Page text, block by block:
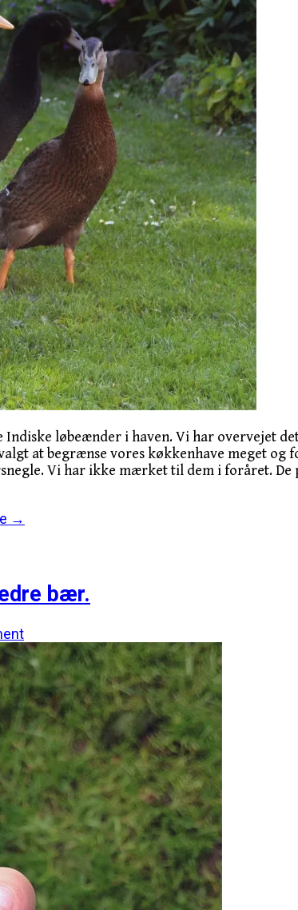
løbeænder i haven. Vi har overvejet
at begrænse vores køkkenhave meget og
Vi har ikke mærket til dem i foråret.
→
bær.